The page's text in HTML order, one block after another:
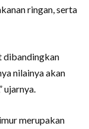
ringan, serta
dibandingkan
nilainya akan
ujarnya.
merupakan